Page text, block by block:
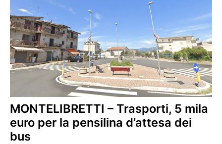
MONTELIBRETTI – Trasporti, 5 mila
euro per la pensilina d’attesa dei
bus